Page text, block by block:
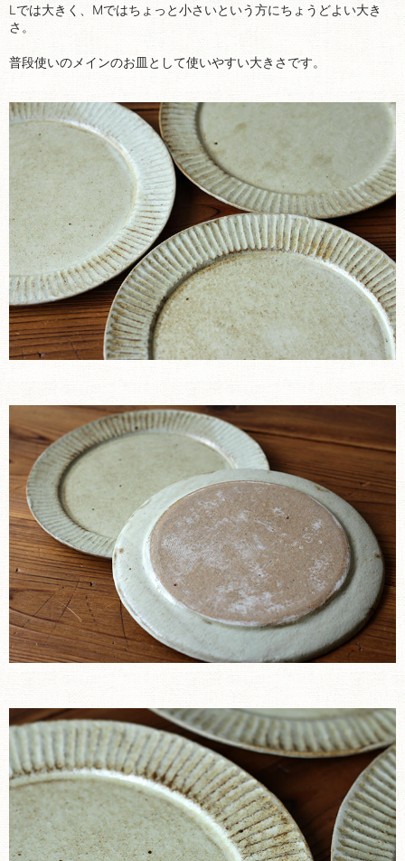
Lでは大きく、Mではちょっと小さいという方にちょうどよい大き
さ。
普段使いのメインのお皿として使いやすい大きさです。